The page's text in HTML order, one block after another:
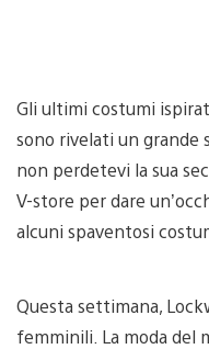
Gli ultimi costumi
sono rivelati un grande
non perdetevi la sua
V-store per dare
alcuni spaventosi
Questa settimana,
femminili. La moda del